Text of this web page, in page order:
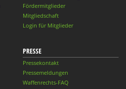
Fördermitglieder
Mitgliedschaft
Login für Mitglieder
PRESSE
Pressekontakt
Pressemeldungen
Waffenrechts-FAQ